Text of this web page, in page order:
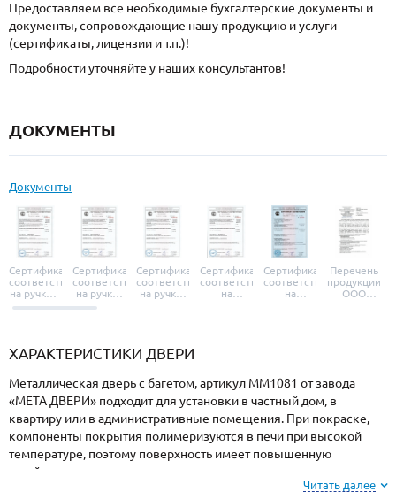
Предоставляем все необходимые бухгалтерские документы и
документы, сопровождающие нашу продукцию и услуги
(сертификаты, лицензии и т.п.)!
Подробности уточняйте у наших консультантов!
ДОКУМЕНТЫ
Документы
Сертификат
соответствия
на ручки и
броненакладки
Сертификат
соответствия
на ручки-
защелки
Сертификат
соответствия
на ручки-
Сертификат
соответствия
на
Сертификат
соответствия
на
Перечень
продукции
ООО
ХАРАКТЕРИСТИКИ ДВЕРИ
Металлическая дверь с багетом, артикул ММ1081 от завода
«МЕТА ДВЕРИ» подходит для установки в частный дом, в
квартиру или в административные помещения. При покраске,
компоненты покрытия полимеризуются в печи при высокой
температуре, поэтому поверхность имеет повышенную
устойчивость к сколам и царапинам, перепадам температур,
Читать далее